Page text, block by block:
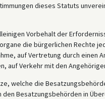
dieses Statuts
Vorbehalt der
die bürgerlichen Rechte
auf Vertretung durch einen
auf Verkehr mit den
welche die
den Besatzungsbehörden in